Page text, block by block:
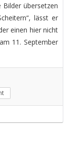
übersetzen
lässt er
einen hier nicht
11. September